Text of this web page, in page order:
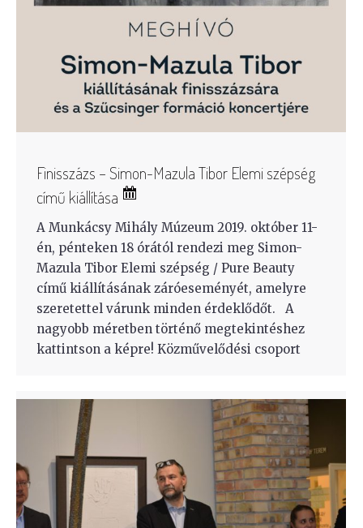
Finisszázs – Simon-Mazula Tibor Elemi szépség
című kiállítása
A Munkácsy Mihály Múzeum 2019. október 11-
én, pénteken 18 órától rendezi meg Simon-
Mazula Tibor Elemi szépség / Pure Beauty
című kiállításának záróeseményét, amelyre
szeretettel várunk minden érdeklődőt. A
nagyobb méretben történő megtekintéshez
kattintson a képre! Közművelődési csoport